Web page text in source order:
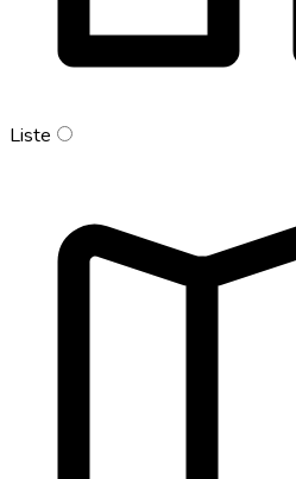
Liste